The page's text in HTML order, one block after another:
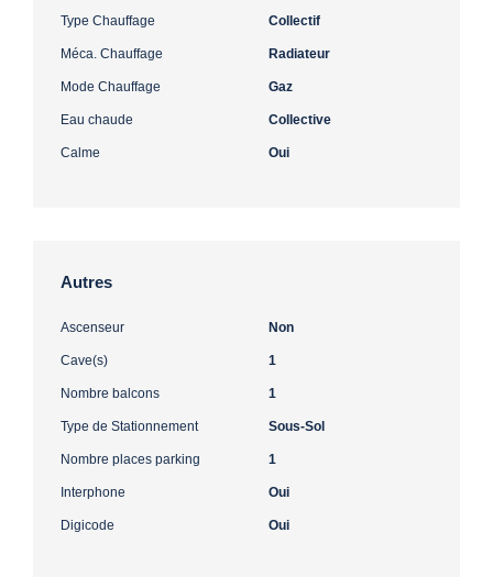
Type Chauffage Collectif
Méca. Chauffage Radiateur
Mode Chauffage Gaz
Eau chaude Collective
Calme Oui
Autres
Ascenseur Non
Cave(s) 1
Nombre balcons 1
Type de Stationnement Sous-Sol
Nombre places parking 1
Interphone Oui
Digicode Oui